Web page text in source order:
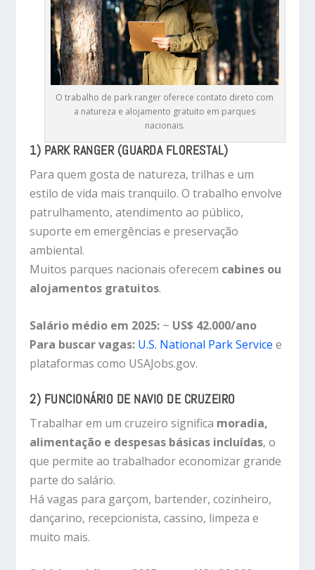
O trabalho de park ranger oferece contato direto com
a natureza e alojamento gratuito em parques
nacionais.
1) PARK RANGER (GUARDA FLORESTAL)
Para quem gosta de natureza, trilhas e um
estilo de vida mais tranquilo. O trabalho envolve
patrulhamento, atendimento ao público,
suporte em emergências e preservação
ambiental.
Muitos parques nacionais oferecem cabines ou
alojamentos gratuitos.
Salário médio em 2025: ~ US$ 42.000/ano
Para buscar vagas: U.S. National Park Service e
plataformas como USAJobs.gov.
2) FUNCIONÁRIO DE NAVIO DE CRUZEIRO
Trabalhar em um cruzeiro significa moradia,
alimentação e despesas básicas incluídas, o
que permite ao trabalhador economizar grande
parte do salário.
Há vagas para garçom, bartender, cozinheiro,
dançarino, recepcionista, cassino, limpeza e
muito mais.